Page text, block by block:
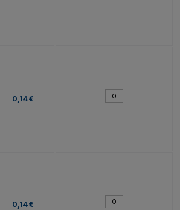
0,14 €
0,14 €